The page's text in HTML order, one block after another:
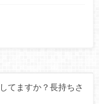
てますか？長持ちさ